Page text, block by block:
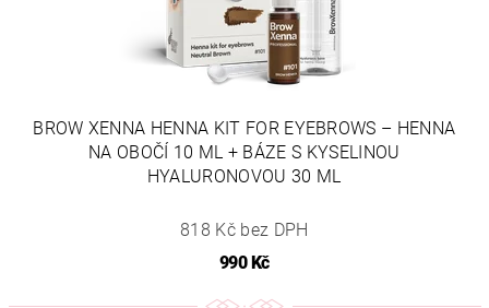
BROW XENNA HENNA KIT FOR EYEBROWS – HENNA
NA OBOČÍ 10 ML + BÁZE S KYSELINOU
HYALURONOVOU 30 ML
818 Kč bez DPH
990 Kč